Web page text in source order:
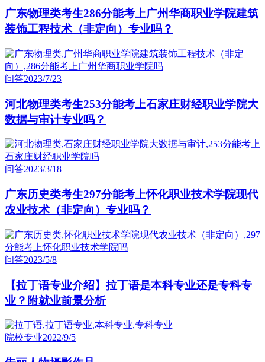
广东物理类考生286分能考上广州华商职业学院建筑
装饰工程技术（非定向）专业吗？
问答2023/7/23
河北物理类考生253分能考上石家庄财经职业学院大
数据与审计专业吗？
问答2023/3/18
广东历史类考生297分能考上怀化职业技术学院现代
农业技术（非定向）专业吗？
问答2023/5/8
【拉丁语专业介绍】拉丁语是本科专业还是专科专
业？附就业前景分析
院校专业2022/9/5